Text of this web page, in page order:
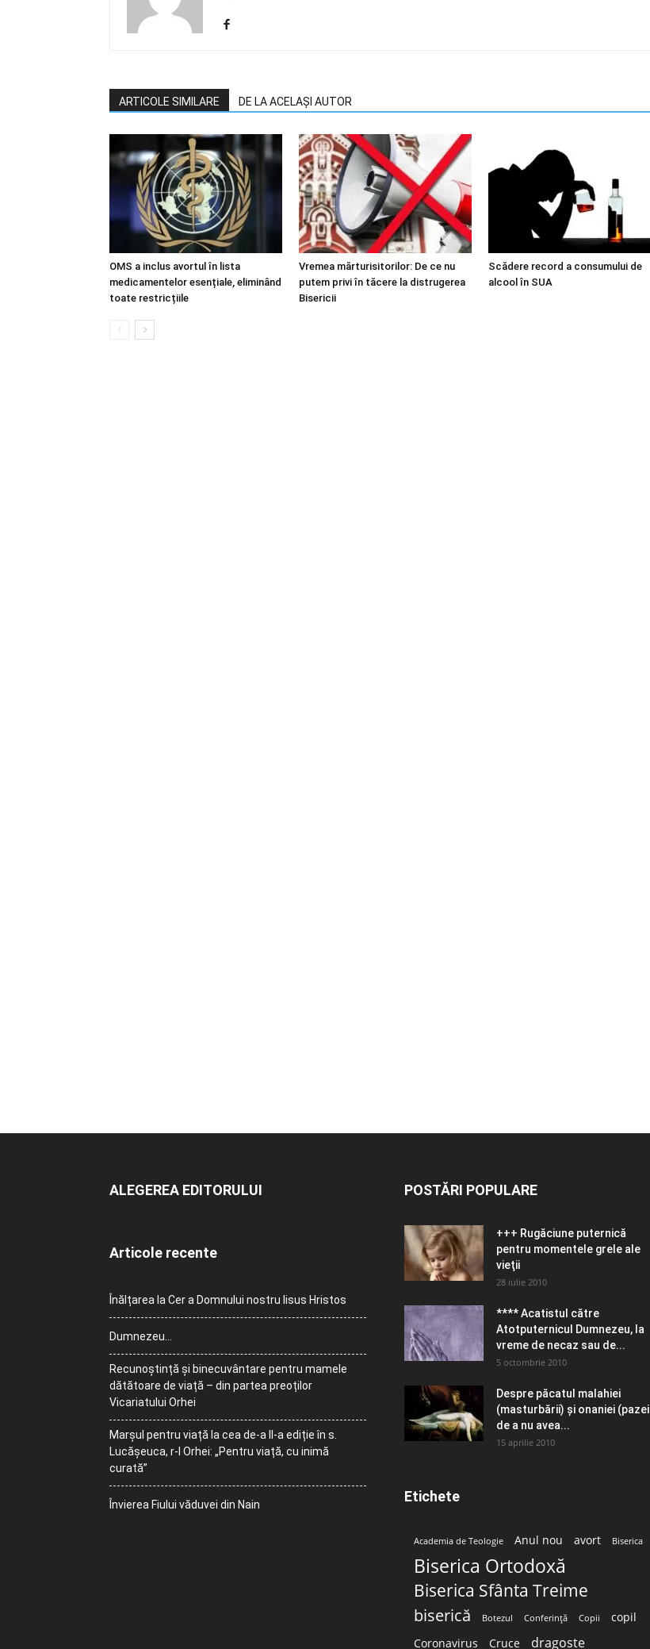
ARTICOLE SIMILARE DE LA ACELAȘI AUTOR
OMS a inclus avortul în lista
medicamentelor esențiale, eliminând
toate restricțiile
Vremea mărturisitorilor: De ce nu
putem privi în tăcere la distrugerea
Bisericii
Scădere record a consumului de
alcool în SUA
ALEGEREA EDITORULUI
Articole recente
Înălțarea la Cer a Domnului nostru Iisus Hristos
Dumnezeu…
Recunoștință și binecuvântare pentru mamele
dătătoare de viață – din partea preoților
Vicariatului Orhei
Marșul pentru viață la cea de-a II-a ediție în s.
Lucășeuca, r-l Orhei: „Pentru viață, cu inimă
curată”
Învierea Fiului văduvei din Nain
POSTĂRI POPULARE
+++ Rugăciune puternică
pentru momentele grele ale
vieţii
28 iulie 2010
**** Acatistul către
Atotputernicul Dumnezeu, la
vreme de necaz sau de...
5 octombrie 2010
Despre păcatul malahiei
(masturbării) şi onaniei (pazei
de a nu avea...
15 aprilie 2010
Etichete
Academia de Teologie Anul nou avort Biserica
Biserica Ortodoxă
Biserica Sfânta Treime
biserică Botezul Conferință Copii
copil
Coronavirus
Cruce dragoste